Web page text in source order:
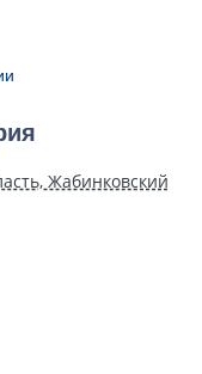
Жабинковский